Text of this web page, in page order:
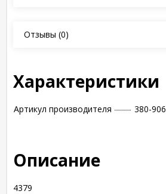
Отзывы (0)
Характеристики
Артикул производителя 380-906
Описание
4379